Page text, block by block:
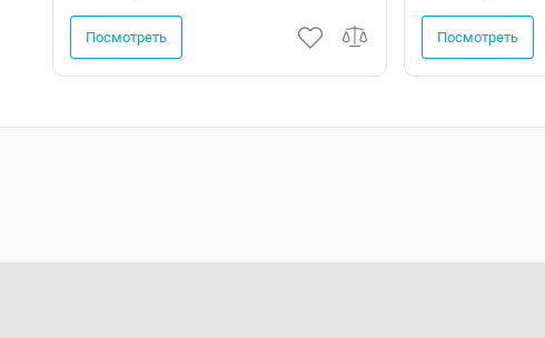
Посмотреть Посмотреть